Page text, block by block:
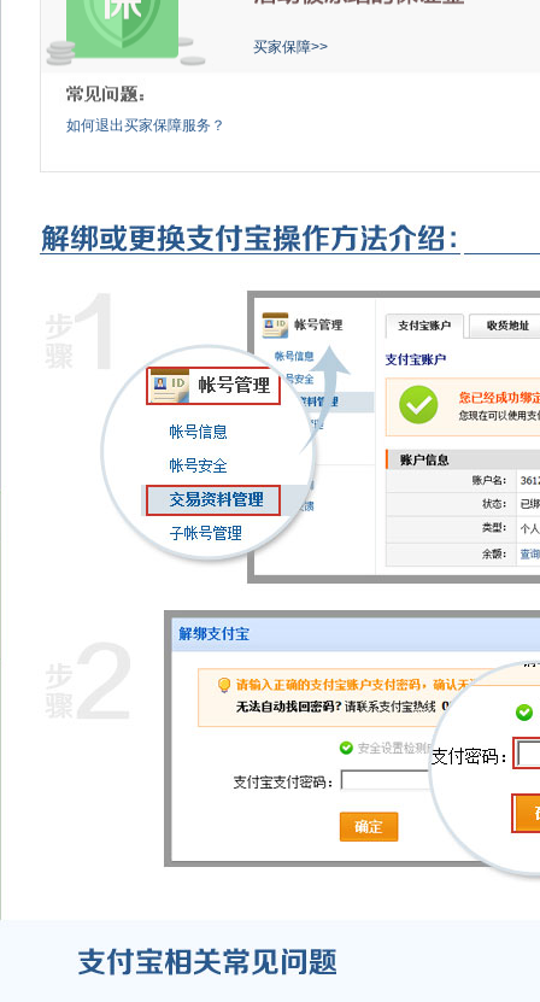
买家保障>>
如何退出买家保障服务？